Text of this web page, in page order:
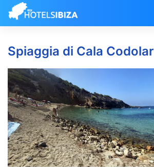
Vai
contenuto
Spiaggia di Cala Codolar